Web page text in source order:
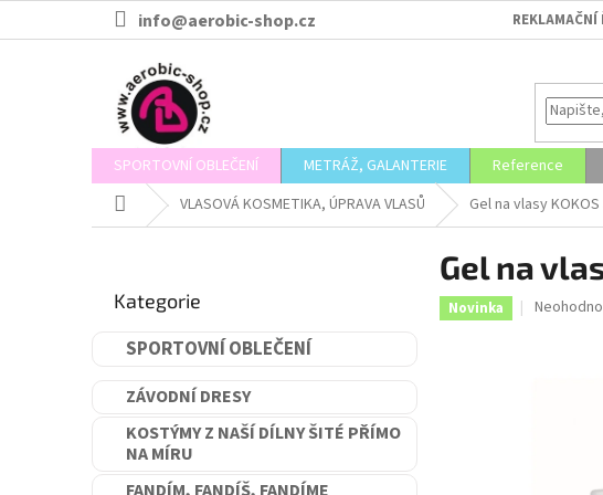
info@aerobic-shop.cz REKLAMAČNÍ
SPORTOVNÍ OBLEČENÍ METRÁŽ, GALANTERIE Reference
Domů VLASOVÁ KOSMETIKA, ÚPRAVA VLASŮ Gel na vlasy
kategorie
Kategorie
SPORTOVNÍ OBLEČENÍ
ZÁVODNÍ DRESY
KOSTÝMY Z NAŠÍ DÍLNY ŠITÉ PŘÍMO
NA MÍRU
Gel na
Novinka
Průměrné